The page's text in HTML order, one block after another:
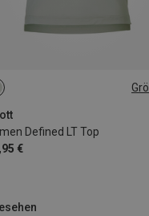
Defined LT Top
€